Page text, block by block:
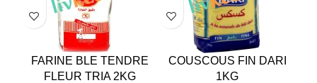
FARINE BLE TENDRE
FLEUR TRIA 2KG
COUSCOUS FIN DARI
1KG